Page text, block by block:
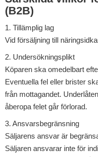
(B2B)
1. Tillämplig lag
Vid försäljning till
2. Undersökningsplikt
Köparen ska omedelbart
Eventuella fel eller brister
från mottagandet.
åberopa felet går förlorad.
3. Ansvarsbegränsning
Säljarens ansvar är
Säljaren ansvarar inte för